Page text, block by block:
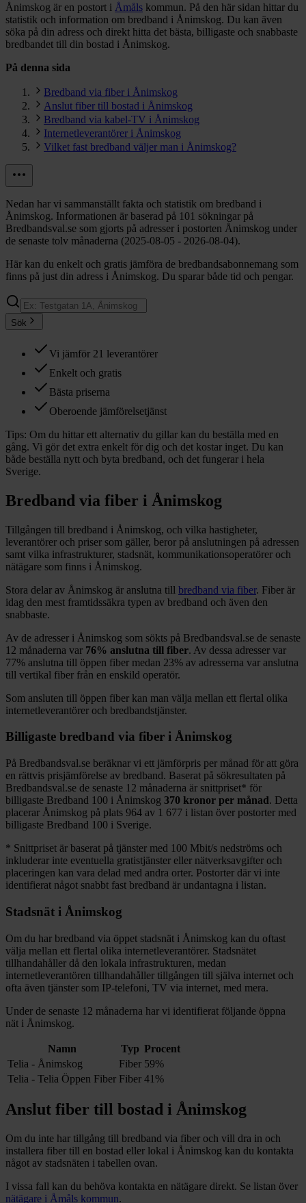
Ånimskog är en postort i Åmåls kommun. På den här sidan hittar du
statistik och information om bredband i Ånimskog. Du kan även
söka på din adress och direkt hitta det bästa, billigaste och snabbaste
bredbandet till din bostad i Ånimskog.
På denna sida
Bredband via fiber i Ånimskog
Anslut fiber till bostad i Ånimskog
Bredband via kabel-TV i Ånimskog
Internetleverantörer i Ånimskog
Vilket fast bredband väljer man i Ånimskog?
Nedan har vi sammanställt fakta och statistik om bredband i
Ånimskog. Informationen är baserad på 101 sökningar på
Bredbandsval.se som gjorts på adresser i postorten Ånimskog under
de senaste tolv månaderna (2025-08-05 - 2026-08-04).
Här kan du enkelt och gratis jämföra de bredbandsabonnemang som
finns på just din adress i Ånimskog. Du sparar både tid och pengar.
Sök
Vi jämför 21 leverantörer
Enkelt och gratis
Bästa priserna
Oberoende jämförelsetjänst
Tips: Om du hittar ett alternativ du gillar kan du beställa med en
gång. Vi gör det extra enkelt för dig och det kostar inget. Du kan
både beställa nytt och byta bredband, och det fungerar i hela
Sverige.
Bredband via fiber i Ånimskog
Tillgången till bredband i Ånimskog, och vilka hastigheter,
leverantörer och priser som gäller, beror på anslutningen på adressen
samt vilka infrastrukturer, stadsnät, kommunikationsoperatörer och
nätägare som finns i Ånimskog.
Stora delar av Ånimskog är anslutna till bredband via fiber. Fiber är
idag den mest framtidssäkra typen av bredband och även den
snabbaste.
Av de adresser i Ånimskog som sökts på Bredbandsval.se de senaste
12 månaderna var 76% anslutna till fiber. Av dessa adresser var
77% anslutna till öppen fiber medan 23% av adresserna var anslutna
till vertikal fiber från en enskild operatör.
Som ansluten till öppen fiber kan man välja mellan ett flertal olika
internetleverantörer och bredbandstjänster.
Billigaste bredband via fiber i Ånimskog
På Bredbandsval.se beräknar vi ett jämförpris per månad för att göra
en rättvis prisjämförelse av bredband. Baserat på sökresultaten på
Bredbandsval.se de senaste 12 månaderna är snittpriset* för
billigaste Bredband 100 i Ånimskog 370 kronor per månad. Detta
placerar Ånimskog på plats 964 av 1 677 i listan över postorter med
billigaste Bredband 100 i Sverige.
* Snittpriset är baserat på tjänster med 100 Mbit/s nedströms och
inkluderar inte eventuella gratistjänster eller nätverksavgifter och
placeringen kan vara delad med andra orter. Postorter där vi inte
identifierat något snabbt fast bredband är undantagna i listan.
Stadsnät i Ånimskog
Om du har bredband via öppet stadsnät i Ånimskog kan du oftast
välja mellan ett flertal olika internetleverantörer. Stadsnätet
tillhandahåller då den lokala infrastrukturen, medan
internetleverantören tillhandahåller tillgången till själva internet och
ofta även tjänster som IP-telefoni, TV via internet, med mera.
Under de senaste 12 månaderna har vi identifierat följande öppna
nät i Ånimskog.
Namn Typ Procent
Telia - Ånimskog
Fiber 59%
Telia - Telia Öppen Fiber Fiber 41%
Anslut fiber till bostad i Ånimskog
Om du inte har tillgång till bredband via fiber och vill dra in och
installera fiber till en bostad eller lokal i Ånimskog kan du kontakta
något av stadsnäten i tabellen ovan.
I vissa fall kan du behöva kontakta en nätägare direkt. Se listan över
nätägare i Åmåls kommun.